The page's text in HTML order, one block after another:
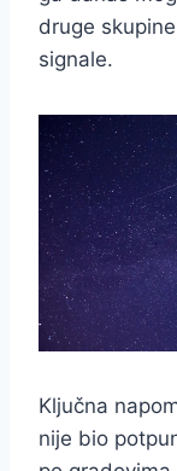
druge
signale.
Ključna
nije bio